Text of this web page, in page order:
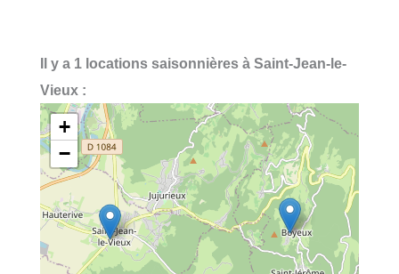
Il y a 1 locations saisonnières à Saint-Jean-le-
Vieux :
+
−